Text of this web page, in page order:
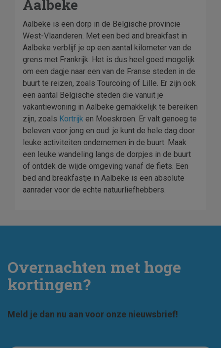
Aalbeke
Aalbeke is een dorp in de Belgische provincie
West-Vlaanderen. Met een bed and breakfast in
Aalbeke verblijf je op een aantal kilometer van de
grens met Frankrijk. Het is dus heel goed mogelijk
om een dagje naar een van de Franse steden in de
buurt te reizen, zoals Tourcoing of Lille. Er zijn ook
een aantal Belgische steden die vanuit je
vakantiewoning in Aalbeke gemakkelijk te bereiken
zijn, zoals Kortrijk en Moeskroen. Er valt genoeg te
beleven voor jong en oud: je kunt de hele dag door
leuke activiteiten ondernemen in de buurt. Maak
een leuke wandeling langs de dorpjes in de buurt
of ontdek de wijde omgeving vanaf de fiets. Een
bed and breakfastje in Aalbeke is een absolute
aanrader voor de echte natuurliefhebbers.
Overnachten met hoge
kortingen?
Meld je dan nu aan voor onze nieuwsbrief!